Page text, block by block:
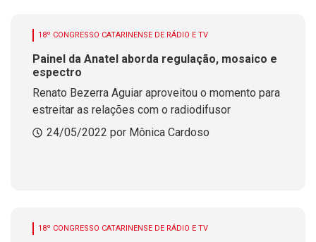
18º CONGRESSO CATARINENSE DE RÁDIO E TV
Painel da Anatel aborda regulação, mosaico e
espectro
Renato Bezerra Aguiar aproveitou o momento para
estreitar as relações com o radiodifusor
24/05/2022 por Mônica Cardoso
18º CONGRESSO CATARINENSE DE RÁDIO E TV